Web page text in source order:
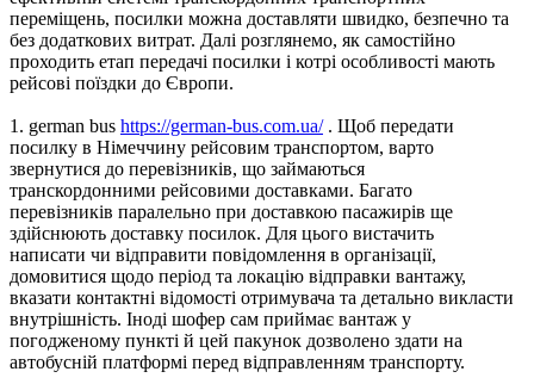
переміщень, посилки можна доставляти швидко, безпечно та
без додаткових витрат. Далі розглянемо, як самостійно
проходить етап передачі посилки і котрі особливості мають
рейсові поїздки до Європи.
1. german bus https://german-bus.com.ua/. Щоб передати
посилку в Німеччину рейсовим транспортом, варто
звернутися до перевізників, що займаються
транскордонними рейсовими доставками. Багато
перевізників паралельно при доставкою пасажирів ще
здійснюють доставку посилок. Для цього вистачить
написати чи відправити повідомлення в організації,
домовитися щодо період та локацію відправки вантажу,
вказати контактні відомості отримувача та детально викласти
внутрішність. Іноді шофер сам приймає вантаж у
погодженому пункті й цей пакунок дозволено здати на
автобусній платформі перед відправленням транспорту.